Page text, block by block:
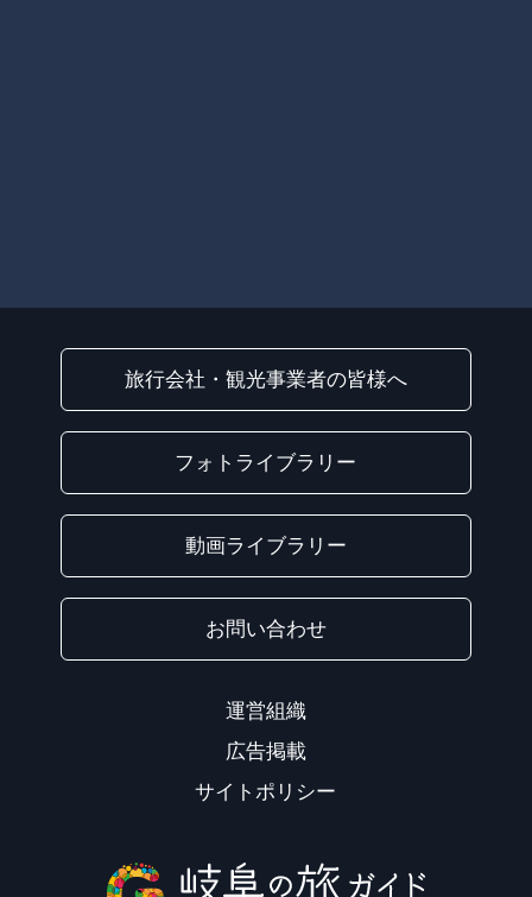
旅行会社・観光事業者の皆様へ
フォトライブラリー
動画ライブラリー
お問い合わせ
運営組織
広告掲載
サイトポリシー